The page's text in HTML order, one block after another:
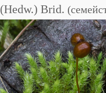
(Hedw.) Brid. (